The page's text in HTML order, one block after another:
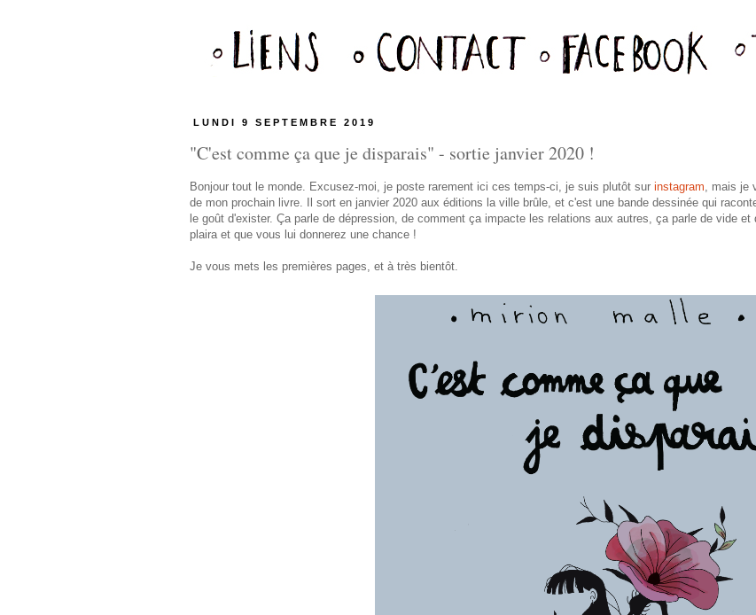
LUNDI 9 SEPTEMBRE 2019
"C'est comme ça que je disparais" - sortie janvier 2020 !
Bonjour tout le monde. Excusez-moi, je poste rarement ici ces temps-ci, je suis plutôt sur instagram, mais je
de mon prochain livre. Il sort en janvier 2020 aux éditions la ville brûle, et c'est une bande dessinée qui
le goût d'exister. Ça parle de dépression, de comment ça impacte les relations aux autres, ça parle de vide
plaira et que vous lui donnerez une chance !
Je vous mets les premières pages, et à très bientôt.